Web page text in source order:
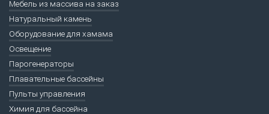
Мебель из массива на заказ
Натуральный камень
Оборудование для хамама
Освещение
Парогенераторы
Плавательные бассейны
Пульты управления
Химия для бассейна